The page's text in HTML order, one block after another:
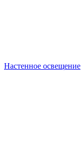
Настенное освещение